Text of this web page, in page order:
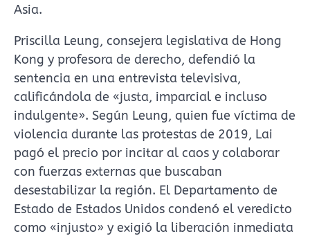
Asia.
Priscilla Leung, consejera legislativa de Hong
Kong y profesora de derecho, defendió la
sentencia en una entrevista televisiva,
calificándola de «justa, imparcial e incluso
indulgente». Según Leung, quien fue víctima de
violencia durante las protestas de 2019, Lai
pagó el precio por incitar al caos y colaborar
con fuerzas externas que buscaban
desestabilizar la región. El Departamento de
Estado de Estados Unidos condenó el veredicto
como «injusto» y exigió la liberación inmediata